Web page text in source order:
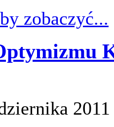
zobaczyć...
2011